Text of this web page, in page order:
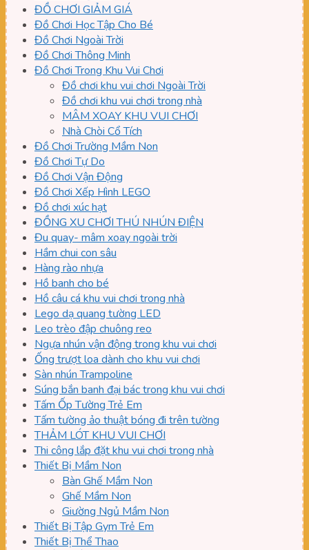
ĐỒ CHƠI GIẢM GIÁ
Đồ Chơi Học Tập Cho Bé
Đồ Chơi Ngoài Trời
Đồ Chơi Thông Minh
Đồ Chơi Trong Khu Vui Chơi
Đồ chơi khu vui chơi Ngoài Trời
Đồ chơi khu vui chơi trong nhà
MÂM XOAY KHU VUI CHƠI
Nhà Chòi Cổ Tích
Đồ Chơi Trường Mầm Non
Đồ Chơi Tự Do
Đồ Chơi Vận Động
Đồ Chơi Xếp Hình LEGO
Đồ chơi xúc hạt
ĐỒNG XU CHƠI THÚ NHÚN ĐIỆN
Đu quay- mâm xoay ngoài trời
Hầm chui con sâu
Hàng rào nhựa
Hồ banh cho bé
Hồ câu cá khu vui chơi trong nhà
Lego dạ quang tường LED
Leo trèo đập chuông reo
Ngựa nhún vận động trong khu vui chơi
Ống trượt loa dành cho khu vui chơi
Sàn nhún Trampoline
Súng bắn banh đại bác trong khu vui chơi
Tấm Ốp Tường Trẻ Em
Tấm tường ảo thuật bóng đi trên tường
THẢM LÓT KHU VUI CHƠI
Thi công lắp đặt khu vui chơi trong nhà
Thiết Bị Mầm Non
Bàn Ghế Mầm Non
Ghế Mầm Non
Giường Ngủ Mầm Non
Thiết Bị Tập Gym Trẻ Em
Thiết Bị Thể Thao